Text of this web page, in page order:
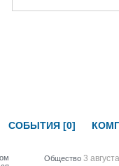
СОБЫТИЯ [0]
Общество 3